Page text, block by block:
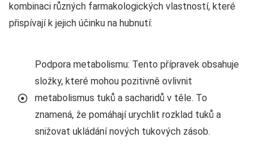
kombinaci různých farmakologických vlastností, které
přispívají k jejich účinku na hubnutí:
Podpora metabolismu: Tento přípravek obsahuje
složky, které mohou pozitivně ovlivnit
metabolismus tuků a sacharidů v těle. To
znamená, že pomáhají urychlit rozklad tuků a
snižovat ukládání nových tukových zásob.